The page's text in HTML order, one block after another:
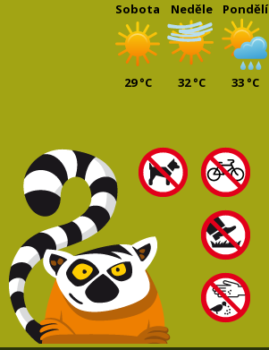
Sobota
29 °C
Neděle
32 °C
Pondělí
33 °C